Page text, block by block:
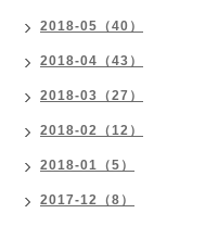
2018-05（40）
2018-04（43）
2018-03（27）
2018-02（12）
2018-01（5）
2017-12（8）